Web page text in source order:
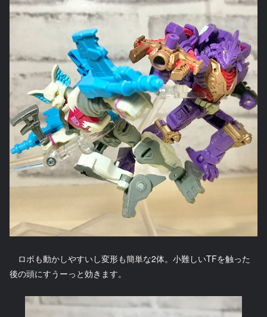
ロボも動かしやすいし変形も簡単な2体。小難しいTFを触った
後の頭にすうーっと効きます。